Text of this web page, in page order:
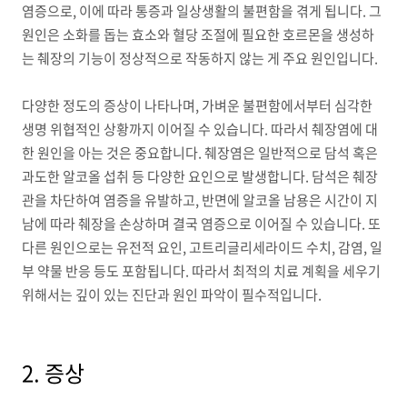
염증으로, 이에 따라 통증과 일상생활의 불편함을 겪게 됩니다. 그
원인은 소화를 돕는 효소와 혈당 조절에 필요한 호르몬을 생성하
는 췌장의 기능이 정상적으로 작동하지 않는 게 주요 원인입니다.
다양한 정도의 증상이 나타나며, 가벼운 불편함에서부터 심각한
생명 위협적인 상황까지 이어질 수 있습니다. 따라서 췌장염에 대
한 원인을 아는 것은 중요합니다. 췌장염은 일반적으로 담석 혹은
과도한 알코올 섭취 등 다양한 요인으로 발생합니다. 담석은 췌장
관을 차단하여 염증을 유발하고, 반면에 알코올 남용은 시간이 지
남에 따라 췌장을 손상하며 결국 염증으로 이어질 수 있습니다. 또
다른 원인으로는 유전적 요인, 고트리글리세라이드 수치, 감염, 일
부 약물 반응 등도 포함됩니다. 따라서 최적의 치료 계획을 세우기
위해서는 깊이 있는 진단과 원인 파악이 필수적입니다.
2. 증상